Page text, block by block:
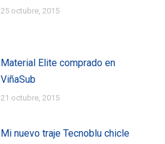
25 octubre, 2015
Material Elite comprado en
ViñaSub
21 octubre, 2015
Mi nuevo traje Tecnoblu chicle